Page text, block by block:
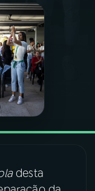
desta